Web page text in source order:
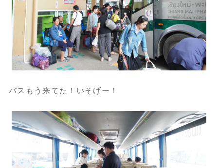
バスもう来てた！いそげー！